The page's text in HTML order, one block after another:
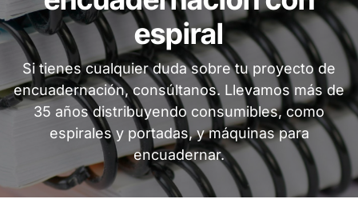
espiral
Si tienes cualquier duda sobre tu proyecto de
encuadernación, consúltanos. Llevamos más de
35 años distribuyendo consumibles, como
espirales y portadas, y máquinas para
encuadernar.